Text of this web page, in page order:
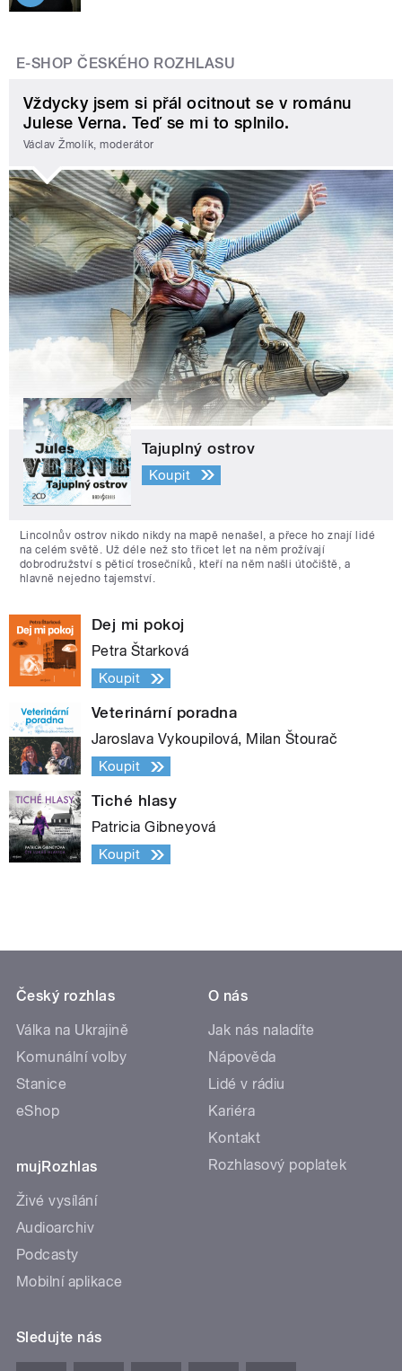
E-SHOP ČESKÉHO ROZHLASU
Vždycky jsem si přál ocitnout se v románu
Julese Verna. Teď se mi to splnilo.
Václav Žmolík, moderátor
Tajuplný ostrov
Koupit
Lincolnův ostrov nikdo nikdy na mapě nenašel, a přece ho znají lidé
na celém světě. Už déle než sto třicet let na něm prožívají
dobrodružství s pěticí trosečníků, kteří na něm našli útočiště, a
hlavně nejedno tajemství.
Dej mi pokoj
Petra Štarková
Koupit
Veterinární poradna
Jaroslava Vykoupilová, Milan Štourač
Koupit
Tiché hlasy
Patricia Gibneyová
Koupit
Český rozhlas
Válka na Ukrajině
Komunální volby
Stanice
eShop
mujRozhlas
Živé vysílání
Audioarchiv
Podcasty
Mobilní aplikace
O nás
Jak nás naladíte
Nápověda
Lidé v rádiu
Kariéra
Kontakt
Rozhlasový poplatek
Sledujte nás